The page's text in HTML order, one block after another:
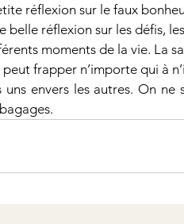
réflexion sur le faux
belle réflexion sur les défis,
moments de la vie. La
peut frapper n’importe qui à
uns envers les autres. On